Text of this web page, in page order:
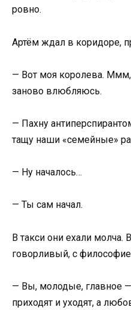
ровно.
Артём ждал в коридоре,
— Вот моя королева.
заново влюбляюсь.
— Пахну
тащу наши «семейные»
— Ну началось…
— Ты сам начал.
В такси они ехали молча.
говорливый, с
— Вы, молодые, главное —
приходят и уходят, а